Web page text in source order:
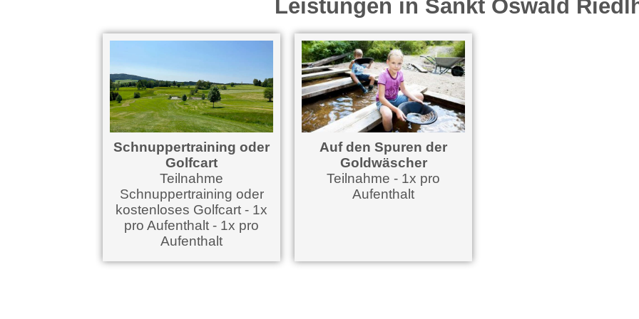
Leistungen in Sankt Oswald
Schnuppertraining oder
Golfcart
Teilnahme
Schnuppertraining oder
kostenloses Golfcart - 1x
pro Aufenthalt - 1x pro
Aufenthalt
Auf den Spuren der
Goldwäscher
Teilnahme - 1x pro
Aufenthalt